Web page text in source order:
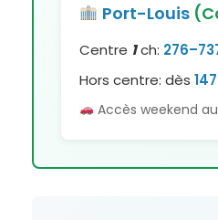
Port-Louis
Centre 1ch:
Hors centre: dès
Accès weekend